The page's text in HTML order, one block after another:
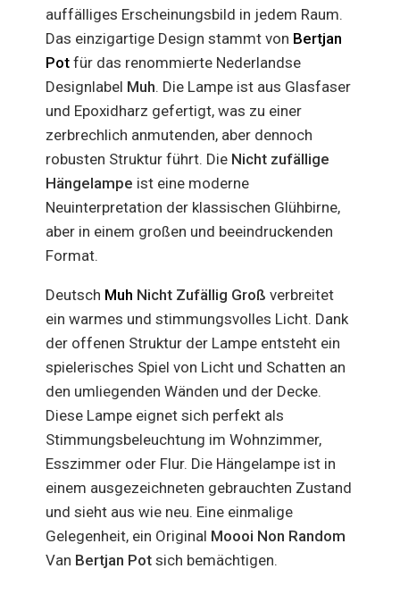
auffälliges Erscheinungsbild in jedem Raum.
Das einzigartige Design stammt von Bertjan
Pot für das renommierte Nederlandse
Designlabel Muh. Die Lampe ist aus Glasfaser
und Epoxidharz gefertigt, was zu einer
zerbrechlich anmutenden, aber dennoch
robusten Struktur führt. Die Nicht zufällige
Hängelampe ist eine moderne
Neuinterpretation der klassischen Glühbirne,
aber in einem großen und beeindruckenden
Format.
Deutsch Muh Nicht Zufällig Groß verbreitet
ein warmes und stimmungsvolles Licht. Dank
der offenen Struktur der Lampe entsteht ein
spielerisches Spiel von Licht und Schatten an
den umliegenden Wänden und der Decke.
Diese Lampe eignet sich perfekt als
Stimmungsbeleuchtung im Wohnzimmer,
Esszimmer oder Flur. Die Hängelampe ist in
einem ausgezeichneten gebrauchten Zustand
und sieht aus wie neu. Eine einmalige
Gelegenheit, ein Original Moooi Non Random
Van Bertjan Pot sich bemächtigen.